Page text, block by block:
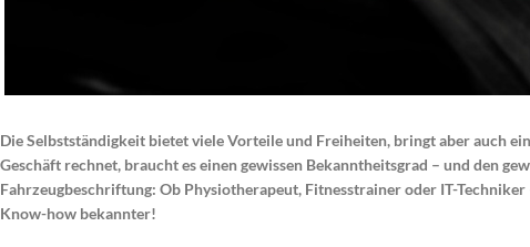
Die Selbstständigkeit bietet viele Vorteile und Freiheiten, bringt aber auch
Geschäft rechnet, braucht es einen gewissen Bekanntheitsgrad – und den
Fahrzeugbeschriftung: Ob Physiotherapeut, Fitnesstrainer oder IT-
Know-how bekannter!